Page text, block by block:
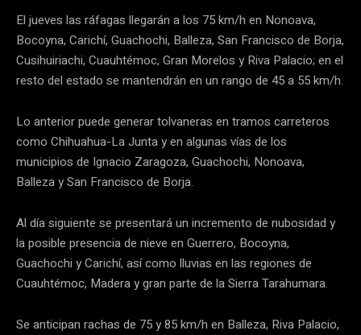
El jueves las ráfagas llegarán a los 75 km/h en Nonoava,
Bocoyna, Carichí, Guachochi, Balleza, San Francisco de Borja,
Cusihuiriachi, Cuauhtémoc, Gran Morelos y Riva Palacio; en el
resto del estado se mantendrán en un rango de 45 a 55 km/h.
Lo anterior puede generar tolvaneras en tramos carreteros
como Chihuahua-La Junta y en algunas vías de los
municipios de Ignacio Zaragoza, Guachochi, Nonoava,
Balleza y San Francisco de Borja.
Al día siguiente se presentará un incremento de nubosidad y
la posible presencia de nieve en Guerrero, Bocoyna,
Guachochi y Carichí, así como lluvias en las regiones de
Cuauhtémoc, Madera y gran parte de la Sierra Tarahumara.
Se anticipan rachas de 75 y 85 km/h en Balleza, Riva Palacio,